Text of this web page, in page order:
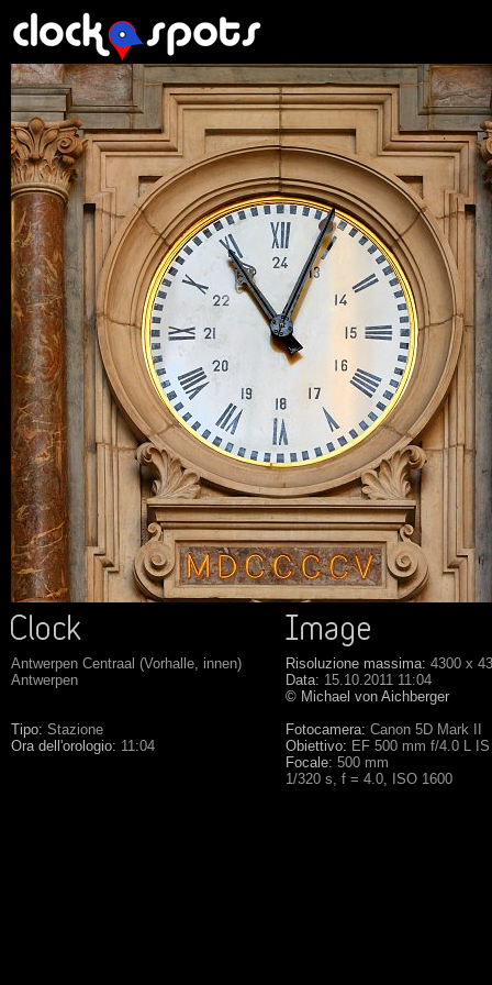
Antwerpen Centraal (Vorhalle, innen)
Antwerpen
Tipo: Stazione
Ora dell'orologio: 11:04
Risoluzione massima: 4300 x
Data: 15.10.2011 11:04
© Michael von Aichberger
Fotocamera: Canon 5D Mark II
Obiettivo: EF 500 mm f/4.0 L
Focale: 500 mm
1/320 s, f = 4.0, ISO 1600